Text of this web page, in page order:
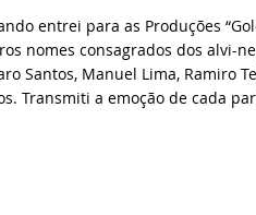
entrei para as Produções
nomes consagrados dos alvi-
Santos, Manuel Lima, Ramiro
Transmiti a emoção de cada